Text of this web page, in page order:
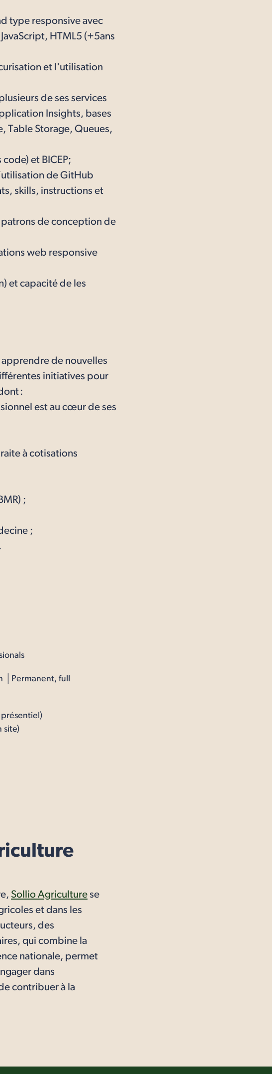
type responsive avec
HTML5 (+5ans
et l'utilisation
de ses services
Insights, bases
Table Storage, Queues,
et BICEP;
de GitHub
skills, instructions et
de conception de
web responsive
et capacité de les
de nouvelles
initiatives pour
:
est au cœur de ses
à cotisations
;
;
│Permanent, full
site)
Sollio Agriculturese
et dans les
des
qui combine la
nationale, permet
dans
contribuer à la